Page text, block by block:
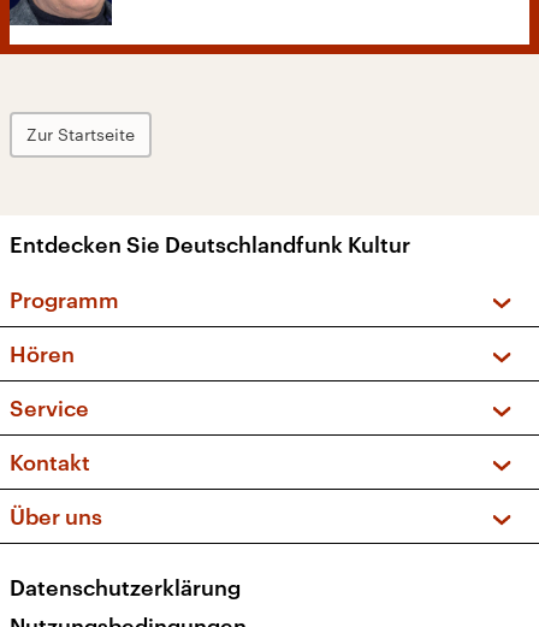
Zur Startseite
Entdecken Sie Deutschlandfunk Kultur
Programm
Sendungen und Podcasts
Musikliste
Kakadu – Das Kinderprogramm
Hören
Frequenzen (UKW + DAB+)
Service
FAQ
Apps
Newsletter
Kontakt
Social Media
Über uns
Presse
Datenschutzerklärung